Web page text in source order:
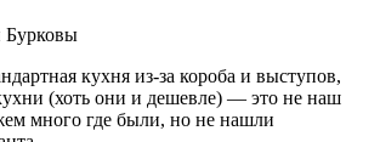
Бурковы
кухня из-за короба и выступов,
(хоть они и дешевле) — это не наш
много где были, но не нашли